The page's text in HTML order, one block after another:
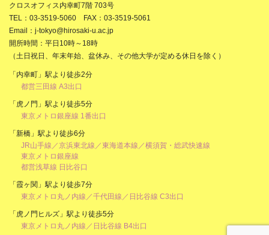
クロスオフィス内幸町7階 703号
TEL：03-3519-5060 FAX：03-3519-5061
Email：j-tokyo@hirosaki-u.ac.jp
開所時間：平日10時～18時
（土日祝日、年末年始、盆休み、その他大学が定める休日を除く）
「内幸町」駅より徒歩2分
都営三田線 A3出口
「虎ノ門」駅より徒歩5分
東京メトロ銀座線 1番出口
「新橋」駅より徒歩6分
JR山手線／京浜東北線／東海道本線／横須賀・総武快速線
東京メトロ銀座線
都営浅草線 日比谷口
「霞ヶ関」駅より徒歩7分
東京メトロ丸ノ内線／千代田線／日比谷線 C3出口
「虎ノ門ヒルズ」駅より徒歩5分
東京メトロ丸ノ内線／日比谷線 B4出口